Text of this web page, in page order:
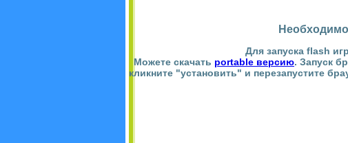
Для запуска flash
Можете скачать portable версию. Запуск
кликните "установить" и перезапустите